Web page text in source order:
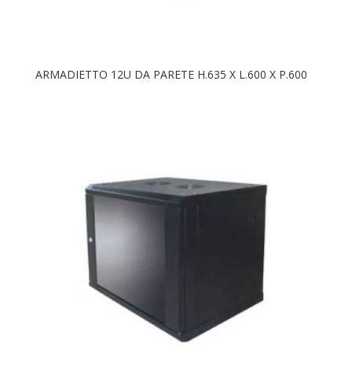
ARMADIETTO 12U DA PARETE H.635 X L.600 X P.600